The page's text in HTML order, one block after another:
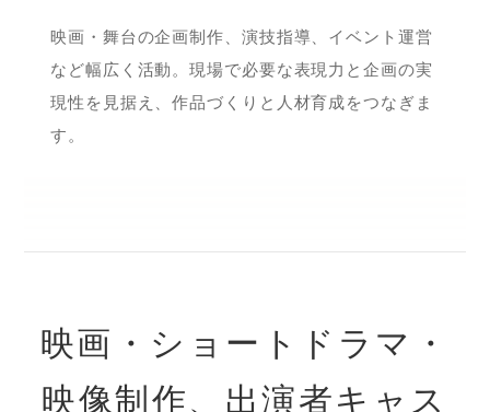
映画・舞台の企画制作、演技指導、イベント運営
など幅広く活動。現場で必要な表現力と企画の実
現性を見据え、作品づくりと人材育成をつなぎま
す。
映画・ショートドラマ・
映像制作、出演者キャス